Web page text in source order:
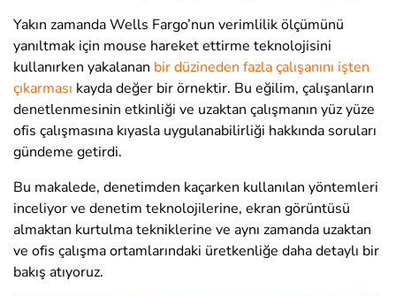
Yakın zamanda Wells Fargo’nun verimlilik ölçümünü
yanıltmak için mouse hareket ettirme teknolojisini
kullanırken yakalanan bir düzineden fazla çalışanını işten
çıkarması kayda değer bir örnektir. Bu eğilim, çalışanların
denetlenmesinin etkinliği ve uzaktan çalışmanın yüz yüze
ofis çalışmasına kıyasla uygulanabilirliği hakkında soruları
gündeme getirdi.
Bu makalede, denetimden kaçarken kullanılan yöntemleri
inceliyor ve denetim teknolojilerine, ekran görüntüsü
almaktan kurtulma tekniklerine ve aynı zamanda uzaktan
ve ofis çalışma ortamlarındaki üretkenliğe daha detaylı bir
bakış atıyoruz.